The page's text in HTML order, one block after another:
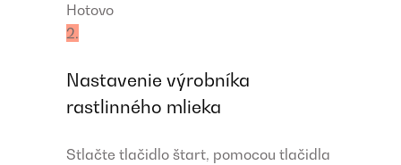
Hotovo
2.
Nastavenie výrobníka
rastlinného mlieka
Stlačte tlačidlo štart, pomocou tlačidla